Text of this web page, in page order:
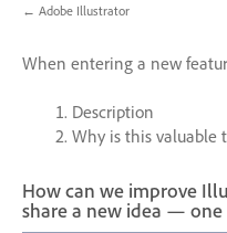
← Adobe Illustrator
When entering a new
Description
Why is this valuable
How can we improve
share a new idea — one